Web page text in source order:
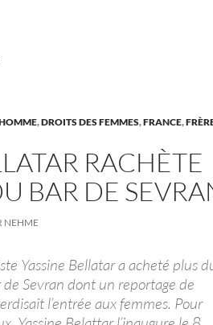
,DROITS DES FEMMES,FRANCE,
RACHÈTE
BAR DE
NEHME
Yassine Bellatar a acheté plus
Sevran dont un reportage de
l’entrée aux femmes. Pour